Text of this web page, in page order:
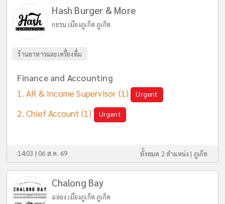
Hash Burger & More
กะรน เมืองภูเก็ต ภูเก็ต
ร้านอาหารและเครื่องดื่ม
Finance and Accounting
AR & Income Supervisor (1) Urgent
Chief Account (1) Urgent
14:03 | 06 ส.ค. 69 ทั้งหมด 2 ตำแหน่ง | ภูเก็ต
Chalong Bay
ฉลอง เมืองภูเก็ต ภูเก็ต